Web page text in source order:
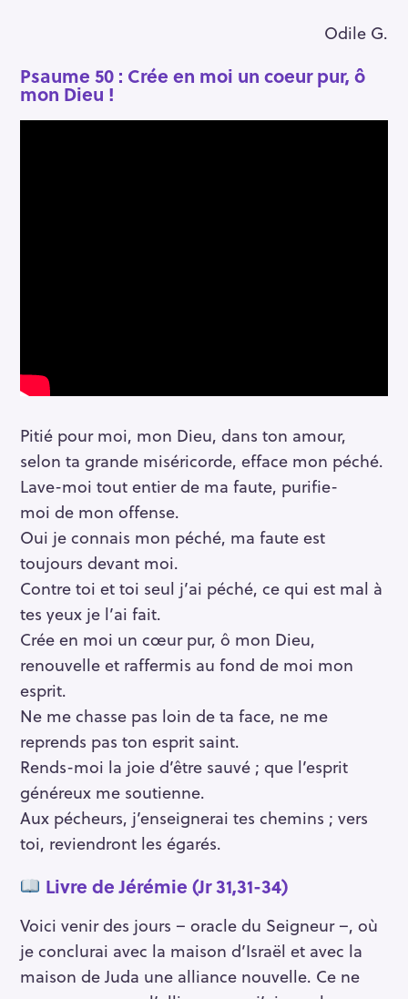
Odile G.
Psaume 50 : Crée en moi un coeur pur, ô
mon Dieu !
Pitié pour moi, mon Dieu, dans ton amour,
selon ta grande miséricorde, efface mon péché.
Lave-moi tout entier de ma faute, purifie-
moi de mon offense.
Oui je connais mon péché, ma faute est
toujours devant moi.
Contre toi et toi seul j’ai péché, ce qui est mal à
tes yeux je l’ai fait.
Crée en moi un cœur pur, ô mon Dieu,
renouvelle et raffermis au fond de moi mon
esprit.
Ne me chasse pas loin de ta face, ne me
reprends pas ton esprit saint.
Rends-moi la joie d’être sauvé ; que l’esprit
généreux me soutienne.
Aux pécheurs, j’enseignerai tes chemins ; vers
toi, reviendront les égarés.
Livre de Jérémie (Jr 31,31-34)
Voici venir des jours – oracle du Seigneur –, où
je conclurai avec la maison d’Israël et avec la
maison de Juda une alliance nouvelle. Ce ne